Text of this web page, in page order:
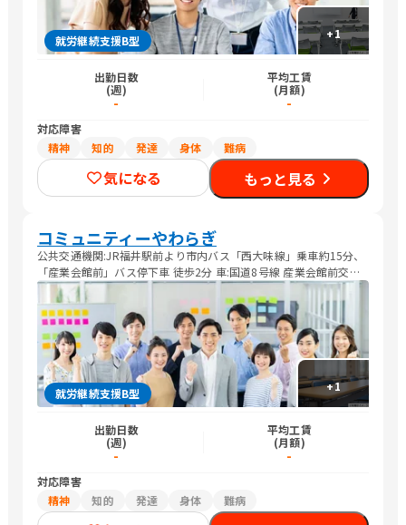
+1
就労継続支援B型
出勤日数
(週)
-
平均工賃
(月額)
-
対応障害
精神
知的 発達 身体 難病
気になる もっと見る
コミュニティーやわらぎ
公共交通機関:JR福井駅前より市内バス「西大味線」乗車約15分、
「産業会館前」バス停下車 徒歩2分 車:国道8号線 産業会館前交差
点を東へ300m、ユーアイふくい手前交差点を東へ200m
+1
就労継続支援B型
出勤日数
(週)
-
平均工賃
(月額)
-
対応障害
精神
知的 発達 身体 難病